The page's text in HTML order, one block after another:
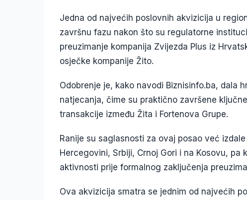
Jedna od najvećih poslovnih akvizicija u
završnu fazu nakon što su regulatorne
preuzimanje kompanija Zvijezda Plus iz
osječke kompanije Žito.
Odobrenje je, kako navodi Biznisinfo.ba, dala
natjecanja, čime su praktično završene
transakcije između Žita i Fortenova Grupe.
Ranije su saglasnosti za ovaj posao već
Hercegovini, Srbiji, Crnoj Gori i na Kosovu, pa
aktivnosti prije formalnog zaključenja
Ova akvizicija smatra se jednim od najvećih